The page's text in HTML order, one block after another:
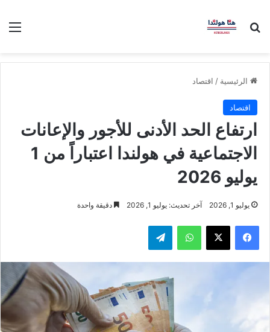
بحث عن
الرئيسية / اقتصاد
اقتصاد
ارتفاع الحد الأدنى للأجور والإعانات
الاجتماعية في هولندا اعتباراً من 1
يوليو 2026
يوليو 1, 2026 آخر تحديث: يوليو 1, 2026 دقيقة واحدة
فيسبوك ‫X واتساب تيلقرام